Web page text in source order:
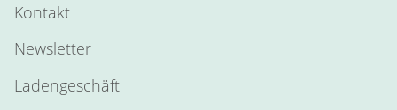
Kontakt
Newsletter
Ladengeschäft